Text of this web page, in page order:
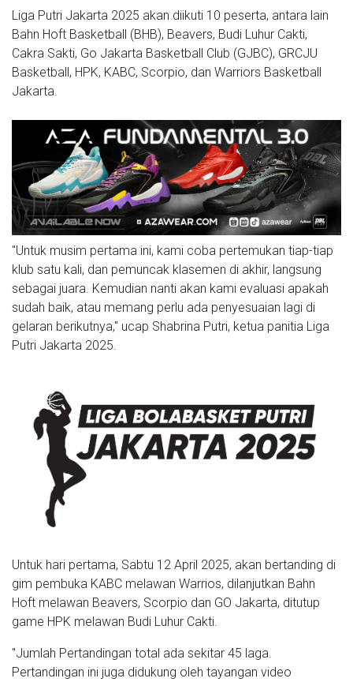
Liga Putri Jakarta 2025 akan diikuti 10 peserta, antara lain
Bahn Hoft Basketball (BHB), Beavers, Budi Luhur Cakti,
Cakra Sakti, Go Jakarta Basketball Club (GJBC), GRCJU
Basketball, HPK, KABC, Scorpio, dan Warriors Basketball
Jakarta.
"Untuk musim pertama ini, kami coba pertemukan tiap-tiap
klub satu kali, dan pemuncak klasemen di akhir, langsung
sebagai juara. Kemudian nanti akan kami evaluasi apakah
sudah baik, atau memang perlu ada penyesuaian lagi di
gelaran berikutnya," ucap Shabrina Putri, ketua panitia Liga
Putri Jakarta 2025.
Untuk hari pertama, Sabtu 12 April 2025, akan bertanding di
gim pembuka KABC melawan Warrios, dilanjutkan Bahn
Hoft melawan Beavers, Scorpio dan GO Jakarta, ditutup
game HPK melawan Budi Luhur Cakti.
"Jumlah Pertandingan total ada sekitar 45 laga.
Pertandingan ini juga didukung oleh tayangan video